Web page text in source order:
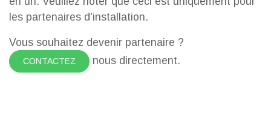
les partenaires d'installation.
Vous souhaitez devenir partenaire ?
CONTACTEZ nous directement.